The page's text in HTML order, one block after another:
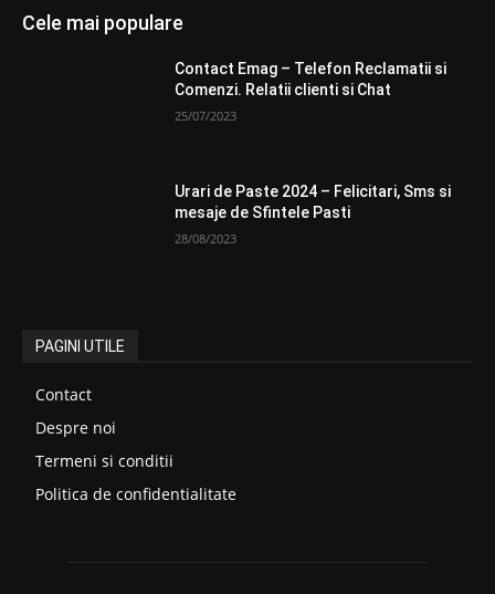
Cele mai populare
Contact Emag – Telefon Reclamatii si
Comenzi. Relatii clienti si Chat
25/07/2023
Urari de Paste 2024 – Felicitari, Sms si
mesaje de Sfintele Pasti
28/08/2023
PAGINI UTILE
Contact
Despre noi
Termeni si conditii
Politica de confidentialitate